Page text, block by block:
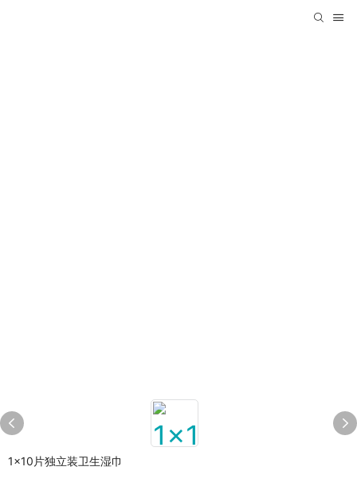
1x10片独立装卫生湿巾